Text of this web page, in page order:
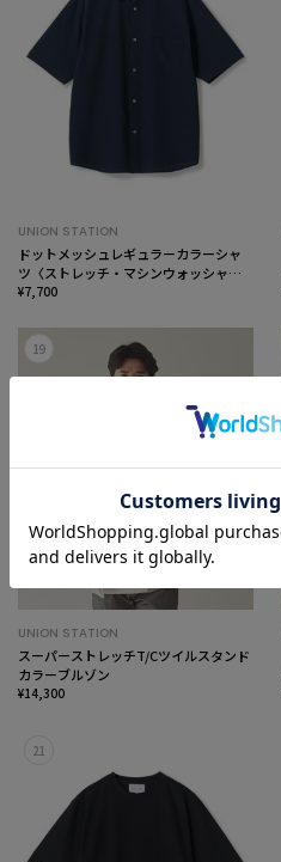
UNION STATION
ドットメッシュレギュラーカラーシャ
ツ〈ストレッチ・マシンウォッシャブ
ル・軽量・接触冷感・通気性〉
¥7,700
19
UNION STATION
スーパーストレッチT/Cツイルスタンド
カラーブルゾン
¥14,300
21